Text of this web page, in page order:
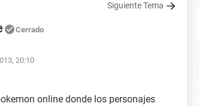
Siguiente Tema
Cerrado
20:10
online donde los personajes